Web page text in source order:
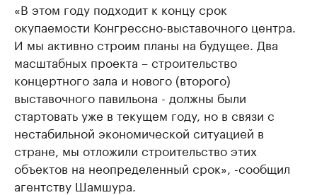
«В этом году подходит к концу срок
окупаемости Конгрессно-выставочного центра.
И мы активно строим планы на будущее. Два
масштабных проекта – строительство
концертного зала и нового (второго)
выставочного павильона - должны были
стартовать уже в текущем году, но в связи с
нестабильной экономической ситуацией в
стране, мы отложили строительство этих
объектов на неопределенный срок», -сообщил
агентству Шамшура.